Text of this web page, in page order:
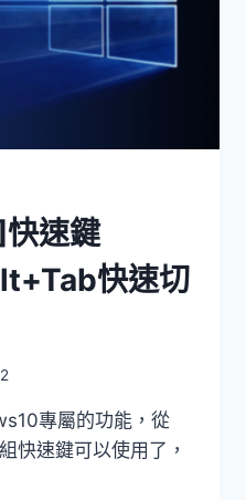
速鍵
快速切
專屬的功能，從
快速鍵可以使用了，